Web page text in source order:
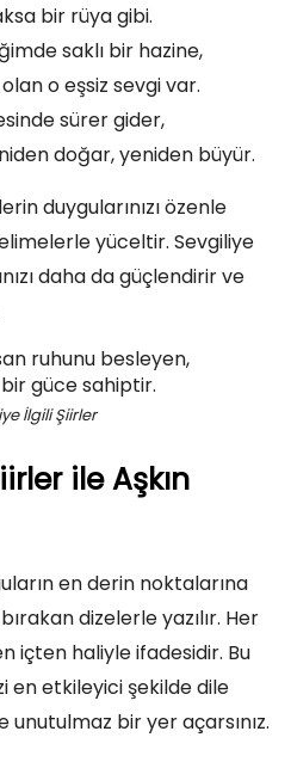
bir rüya gibi.
saklı bir hazine,
o eşsiz sevgi var.
sürer gider,
doğar, yeniden büyür.
duygularınızı özenle
yüceltir. Sevgiliye
daha da güçlendirir ve
İlgili Şiirler
ile Aşkın
en derin noktalarına
dizelerle yazılır. Her
içten haliyle ifadesidir. Bu
en etkileyici şekilde dile
bir yer açarsınız.